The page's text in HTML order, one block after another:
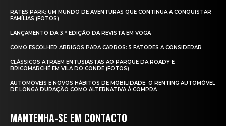
RATES PARK: UM MUNDO DE AVENTURAS QUE CONTINUA A CONQUISTAR
FAMÍLIAS (FOTOS)
LANÇAMENTO DA 3.ª EDIÇÃO DA REVISTA EM VOGA
COMO ESCOLHER ABRIGOS PARA CARROS: 5 FATORES A CONSIDERAR
CLÁSSICOS ATRAEM ENTUSIASTAS AO PARQUE DA ROADY E
BRICOMARCHÉ EM VILA DO CONDE (FOTOS)
AUTOMÓVEIS E NOVOS HÁBITOS DE MOBILIDADE: O RENTING AUTOMÓVEL
DE LONGA DURAÇÃO COMO ALTERNATIVA À COMPRA
MANTENHA-SE EM CONTACTO